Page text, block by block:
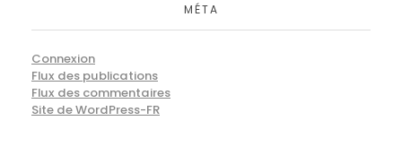
MÉTA
Connexion
Flux des publications
Flux des commentaires
Site de WordPress-FR